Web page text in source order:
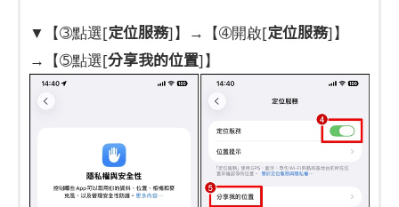
▼【➂點選[定位服務]】→【➃開啟[定位服務]】
→【➄點選[分享我的位置]】